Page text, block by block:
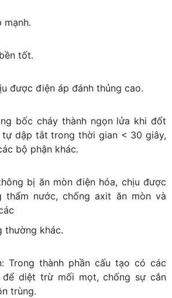
mạnh.
tốt.
được điện áp đánh thủng cao.
bốc cháy thành ngọn lửa khi đốt
dập tắt trong thời gian < 30 giây,
bộ phận khác.
bị ăn mòn điện hóa, chịu được
thấm nước, chống axit ăn mòn và
thường khác.
Trong thành phần cấu tạo có các
diệt trừ mối mọt, chống sự cắn
trùng.